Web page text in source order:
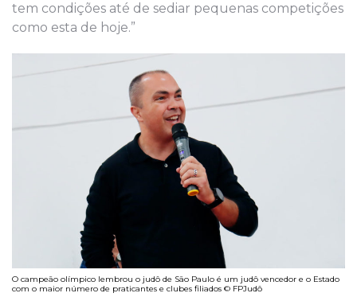
tem condições até de sediar pequenas competições
como esta de hoje.”
O campeão olímpico lembrou o judô de São Paulo é um judô vencedor e o Estado
com o maior número de praticantes e clubes filiados © FPJudô